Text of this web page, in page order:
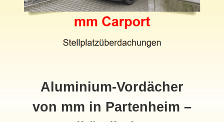
Aluminium-Vordächer
von mm in Partenheim –